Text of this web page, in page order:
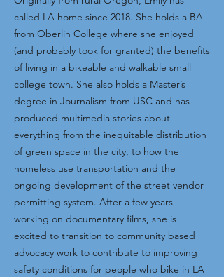
called LA home since 2018. She holds a BA
from Oberlin College where she enjoyed
(and probably took for granted) the benefits
of living in a bikeable and walkable small
college town. She also holds a Master’s
degree in Journalism from USC and has
produced multimedia stories about
everything from the inequitable distribution
of green space in the city, to how the
homeless use transportation and the
ongoing development of the street vendor
permitting system. After a few years
working on documentary films, she is
excited to transition to community based
advocacy work to contribute to improving
safety conditions for people who bike in LA